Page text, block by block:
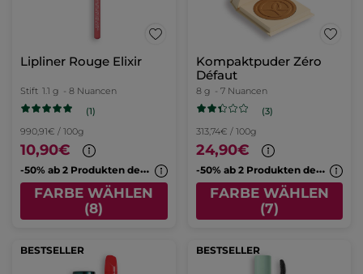
Lipliner Rouge Elixir
Stift 1.1 g - 8 Nuancen
(1)
990,91€ / 100g
10,90€
-
50% ab 2 Produkten deiner Wahl
FARBE WÄHLEN
(8)
Kompaktpuder Zéro
Défaut
8 g - 7 Nuancen
(3)
313,74€ / 100g
24,90€
-
50% ab 2 Produkten deiner Wahl
FARBE WÄHLEN
(7)
BESTSELLER BESTSELLER